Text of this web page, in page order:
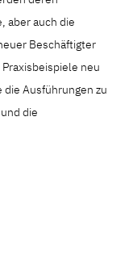
aber auch die
Beschäftigter
neu
Ausführungen zu
die